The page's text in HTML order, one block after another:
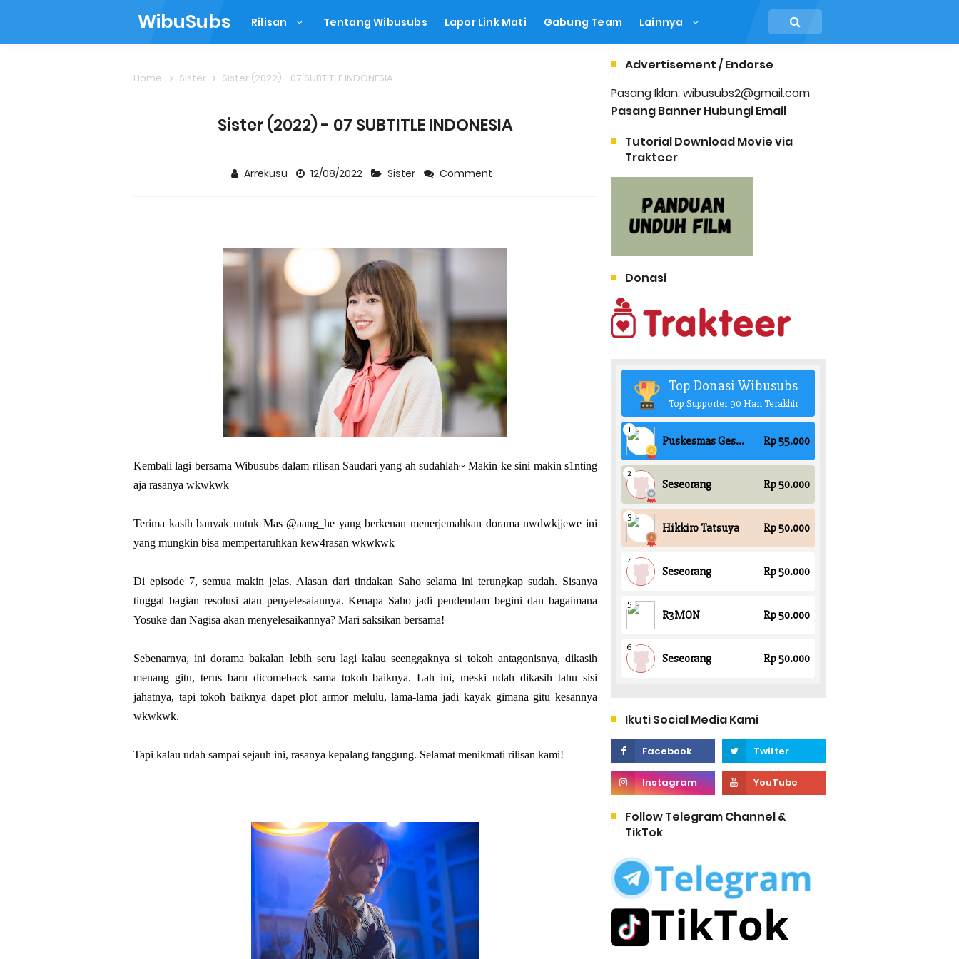
WibuSubs Rilisan Tentang Wibusubs Lapor Link Mati Gabung Team Lainnya
Home Sister Sister (2022) - 07 SUBTITLE INDONESIA
Sister (2022) - 07 SUBTITLE INDONESIA
Arrekusu 12/08/2022 Sister Comment
Kembali lagi bersama Wibusubs dalam rilisan Saudari yang ah sudahlah~ Makin ke sini makin s1nting
aja rasanya wkwkwk
Terima kasih banyak untuk Mas @aang_he yang berkenan menerjemahkan dorama nwdwkjjewe ini
yang mungkin bisa mempertaruhkan kew4rasan wkwkwk
Di episode 7, semua makin jelas. Alasan dari tindakan Saho selama ini terungkap sudah. Sisanya
tinggal bagian resolusi atau penyelesaiannya. Kenapa Saho jadi pendendam begini dan bagaimana
Yosuke dan Nagisa akan menyelesaikannya? Mari saksikan bersama!
Sebenarnya, ini dorama bakalan lebih seru lagi kalau seenggaknya si tokoh antagonisnya, dikasih
menang gitu, terus baru dicomeback sama tokoh baiknya. Lah ini, meski udah dikasih tahu sisi
jahatnya, tapi tokoh baiknya dapet plot armor melulu, lama-lama jadi kayak gimana gitu kesannya
wkwkwk.
Tapi kalau udah sampai sejauh ini, rasanya kepalang tanggung. Selamat menikmati rilisan kami!
Advertisement / Endorse
Pasang Iklan: wibusubs2@gmail.com
Pasang Banner Hubungi Email
Tutorial Download Movie via
Trakteer
Donasi
Ikuti Social Media Kami
Follow Telegram Channel &
TikTok